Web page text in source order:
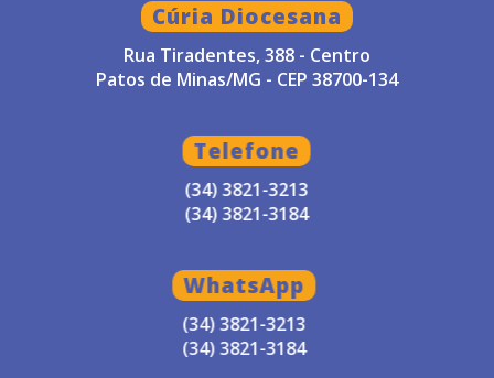
Cúria Diocesana
Rua Tiradentes, 388 - Centro
Patos de Minas/MG - CEP 38700-134
Telefone
(34) 3821-3213
(34) 3821-3184
WhatsApp
(34) 3821-3213
(34) 3821-3184